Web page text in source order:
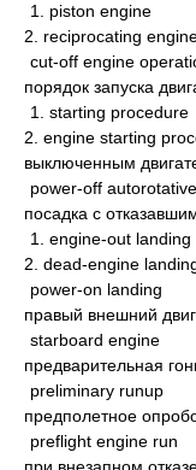
1. piston engine
2. reciprocating
cut-off engine
порядок запуска
1. starting procedure
2. engine starting
выключенным
power-off
посадка с
1. engine-out landing
2. dead-engine
power-on landing
правый внешний
starboard engine
предварительная
preliminary runup
предполетное
preflight engine run